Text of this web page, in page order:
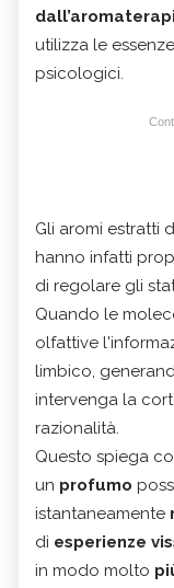
utilizza le
psicologici.
Gli aromi estratti
hanno infatti
di regolare gli
Quando le
olfattive
limbico,
intervenga la
razionalità.
Questo spiega
un profumo
istantaneamente
di esperienze
in modo molto